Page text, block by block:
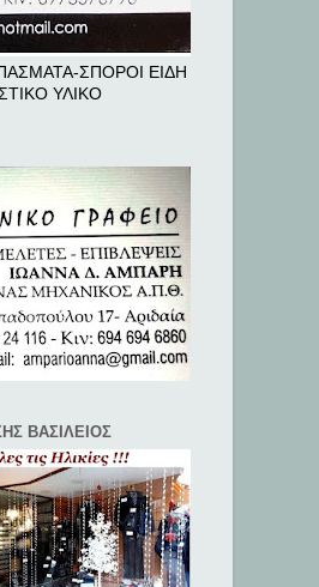
ΣΠΟΡΟΙ ΕΙΔΗ
ΥΛΙΚΟ
ΒΑΣΙΛΕΙΟΣ